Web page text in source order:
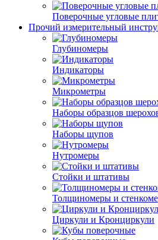
Поверочные угловые
Прочий измерительный
Глубиномеры
Индикаторы
Микрометры
Наборы образцов
Наборы щупов
Нутромеры
Стойки и штативы
Толщиномеры и
Циркули и Кронциркули